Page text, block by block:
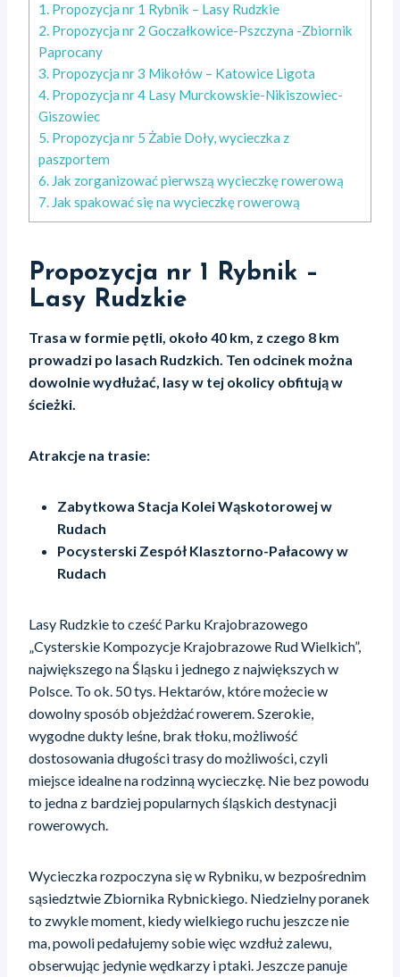
1. Propozycja nr 1 Rybnik – Lasy Rudzkie
2. Propozycja nr 2 Goczałkowice-Pszczyna -Zbiornik
Paprocany
3. Propozycja nr 3 Mikołów – Katowice Ligota
4. Propozycja nr 4 Lasy Murckowskie-Nikiszowiec-
Giszowiec
5. Propozycja nr 5 Żabie Doły, wycieczka z
paszportem
6. Jak zorganizować pierwszą wycieczkę rowerową
7. Jak spakować się na wycieczkę rowerową
Propozycja nr 1 Rybnik –
Lasy Rudzkie
Trasa w formie pętli, około 40 km, z czego 8 km
prowadzi po lasach Rudzkich. Ten odcinek można
dowolnie wydłużać, lasy w tej okolicy obfitują w
ścieżki.
Atrakcje na trasie:
Zabytkowa Stacja Kolei Wąskotorowej w
Rudach
Pocysterski Zespół Klasztorno-Pałacowy w
Rudach
Lasy Rudzkie to cześć Parku Krajobrazowego
„Cysterskie Kompozycje Krajobrazowe Rud Wielkich”,
największego na Śląsku i jednego z największych w
Polsce. To ok. 50 tys. Hektarów, które możecie w
dowolny sposób objeżdżać rowerem. Szerokie,
wygodne dukty leśne, brak tłoku, możliwość
dostosowania długości trasy do możliwości, czyli
miejsce idealne na rodzinną wycieczkę. Nie bez powodu
to jedna z bardziej popularnych śląskich destynacji
rowerowych.
Wycieczka rozpoczyna się w Rybniku, w bezpośrednim
sąsiedztwie Zbiornika Rybnickiego. Niedzielny poranek
to zwykle moment, kiedy wielkiego ruchu jeszcze nie
ma, powoli pedałujemy sobie więc wzdłuż zalewu,
obserwując jedynie wędkarzy i ptaki. Jeszcze panuje